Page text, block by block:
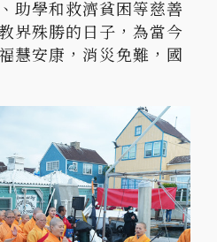
助學和救濟貧困等慈善
界殊勝的日子，為當今
慧安康，消災免難，國